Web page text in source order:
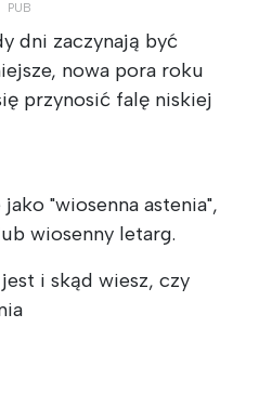
dni zaczynają być
nowa pora roku
przynosić falę niskiej
"wiosenna astenia",
wiosenny letarg.
i skąd wiesz, czy